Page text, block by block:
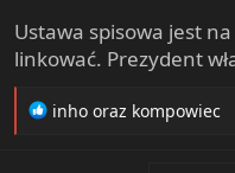
5. Migracje
1. okres zamieszkania
2. miejsce poprzedniego
3. miejsce zamieszkania
GUS oraz stroniespisu.
Ustawa spisowa jest
linkować. Prezydent
R
inho oraz kompowiec